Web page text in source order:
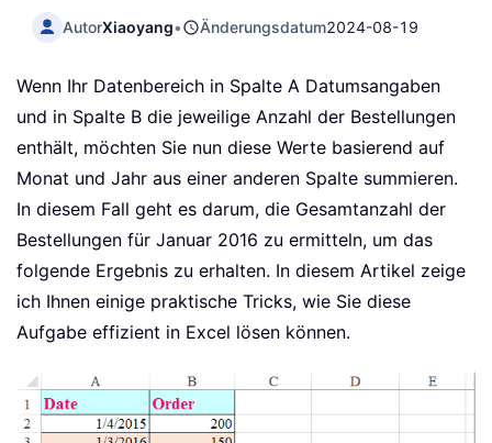
AutorXiaoyang• Änderungsdatum2024-08-19
Wenn Ihr Datenbereich in Spalte A Datumsangaben
und in Spalte B die jeweilige Anzahl der Bestellungen
enthält, möchten Sie nun diese Werte basierend auf
Monat und Jahr aus einer anderen Spalte summieren.
In diesem Fall geht es darum, die Gesamtanzahl der
Bestellungen für Januar 2016 zu ermitteln, um das
folgende Ergebnis zu erhalten. In diesem Artikel zeige
ich Ihnen einige praktische Tricks, wie Sie diese
Aufgabe effizient in Excel lösen können.